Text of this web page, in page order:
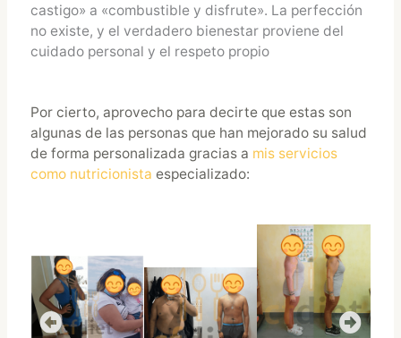
castigo» a «combustible y disfrute». La perfección
no existe, y el verdadero bienestar proviene del
cuidado personal y el respeto propio
Por cierto, aprovecho para decirte que estas son
algunas de las personas que han mejorado su salud
de forma personalizada gracias a mis servicios
como nutricionista especializado: